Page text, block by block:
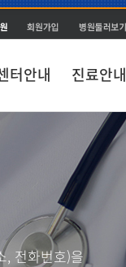
터안내 진료안내
, 전화번호)을